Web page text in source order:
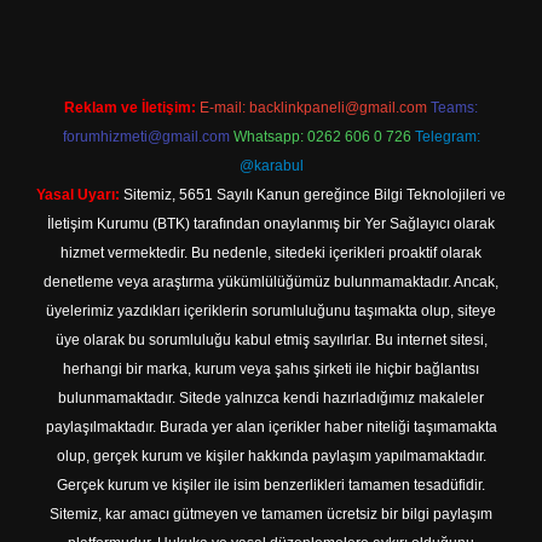
Reklam ve İletişim: E-mail: backlinkpaneli@gmail.com Teams:
forumhizmeti@gmail.com Whatsapp: 0262 606 0 726 Telegram:
@karabul
Yasal Uyarı: Sitemiz, 5651 Sayılı Kanun gereğince Bilgi Teknolojileri ve
İletişim Kurumu (BTK) tarafından onaylanmış bir Yer Sağlayıcı olarak
hizmet vermektedir. Bu nedenle, sitedeki içerikleri proaktif olarak
denetleme veya araştırma yükümlülüğümüz bulunmamaktadır. Ancak,
üyelerimiz yazdıkları içeriklerin sorumluluğunu taşımakta olup, siteye
üye olarak bu sorumluluğu kabul etmiş sayılırlar. Bu internet sitesi,
herhangi bir marka, kurum veya şahıs şirketi ile hiçbir bağlantısı
bulunmamaktadır. Sitede yalnızca kendi hazırladığımız makaleler
paylaşılmaktadır. Burada yer alan içerikler haber niteliği taşımamakta
olup, gerçek kurum ve kişiler hakkında paylaşım yapılmamaktadır.
Gerçek kurum ve kişiler ile isim benzerlikleri tamamen tesadüfidir.
Sitemiz, kar amacı gütmeyen ve tamamen ücretsiz bir bilgi paylaşım